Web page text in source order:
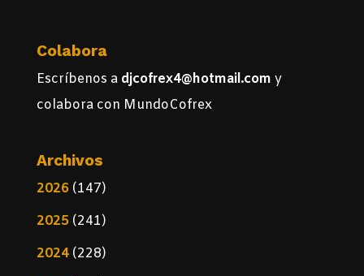
Colabora
Escríbenos a djcofrex4@hotmail.com y
colabora con MundoCofrex
Archivos
2026(147)
2025(241)
2024(228)